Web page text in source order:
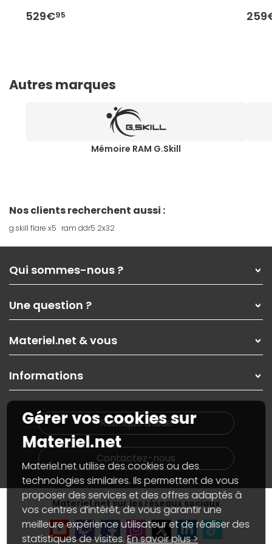
529€95
Autres marques
Mémoire RAM G.Skill
Nos clients recherchent aussi :
g.skill flare x5 ram ddr5 2x32
Qui sommes-nous ?
Nos services
Les magasins Materiel.net
Nos solutions pour les pros
Contactez-nous
Une question ?
Paiement, livraison
Garanties,Pack Zen
SAV, demander un retour
Informations
Materiel.net & vous
On rachète votre carte graphique
PC sur mesure : Votre RDV personnalisé
Notre démarche écologique
Materiel.net recrute
Notre programme d'affiliation
Partenariat & Sponsoring
Informations
Plan du site
Nos marques
Conditions générales de vente
Marketplace
Informations légales
Données personnellesetcookies
Gérer vos cookies
Accessibilité : non conforme
Rubrique d'aide
Contactez-nous
Materiel.net sur les réseaux sociaux
Gérer vos cookies sur
Materiel.net
Materiel.net utilise des cookies ou des
technologies similaires. Ils permettent de vous
proposer des services et des offres adaptés à
vos centres d’intérêt, de vous garantir une
meilleure expérience utilisateur et de réaliser des
statistiques de visites.En savoir plus >